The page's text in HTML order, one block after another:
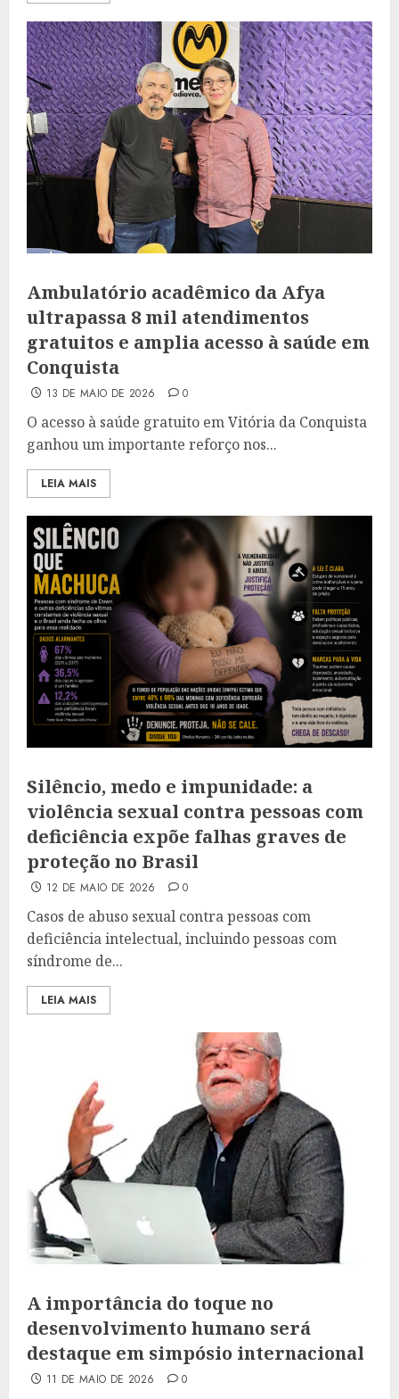
Ambulatório acadêmico da Afya
ultrapassa 8 mil atendimentos
gratuitos e amplia acesso à saúde em
Conquista
13 DE MAIO DE 2026 0
O acesso à saúde gratuito em Vitória da Conquista
ganhou um importante reforço nos...
LEIA MAIS
Silêncio, medo e impunidade: a
violência sexual contra pessoas com
deficiência expõe falhas graves de
proteção no Brasil
12 DE MAIO DE 2026 0
Casos de abuso sexual contra pessoas com
deficiência intelectual, incluindo pessoas com
síndrome de...
LEIA MAIS
A importância do toque no
desenvolvimento humano será
destaque em simpósio internacional
11 DE MAIO DE 2026 0